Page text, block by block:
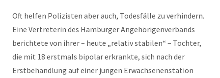
Oft helfen Polizisten aber auch, Todesfälle zu verhindern.
Eine Vertreterin des Hamburger Angehörigenverbands
berichtete von ihrer – heute „relativ stabilen“ – Tochter,
die mit 18 erstmals bipolar erkrankte, sich nach der
Erstbehandlung auf einer jungen Erwachsenenstation